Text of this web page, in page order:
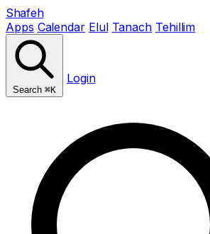
Shafeh
Apps Calendar Elul Tanach Tehillim
Search ⌘K
Login